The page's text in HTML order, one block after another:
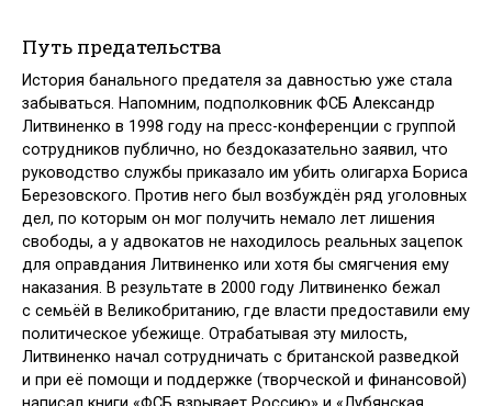
Путь предательства
История банального предателя за давностью уже стала
забываться. Напомним, подполковник ФСБ Александр
Литвиненко в 1998 году на пресс-конференции с группой
сотрудников публично, но бездоказательно заявил, что
руководство службы приказало им убить олигарха Бориса
Березовского. Против него был возбуждён ряд уголовных
дел, по которым он мог получить немало лет лишения
свободы, а у адвокатов не находилось реальных зацепок
для оправдания Литвиненко или хотя бы смягчения ему
наказания. В результате в 2000 году Литвиненко бежал
с семьёй в Великобританию, где власти предоставили ему
политическое убежище. Отрабатывая эту милость,
Литвиненко начал сотрудничать с британской разведкой
и при её помощи и поддержке (творческой и финансовой)